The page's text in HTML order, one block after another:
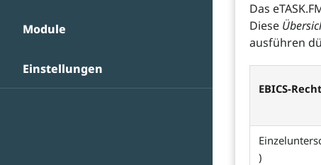
Module
Einstellungen
Das
Diese
ausführen
EBICS-
)